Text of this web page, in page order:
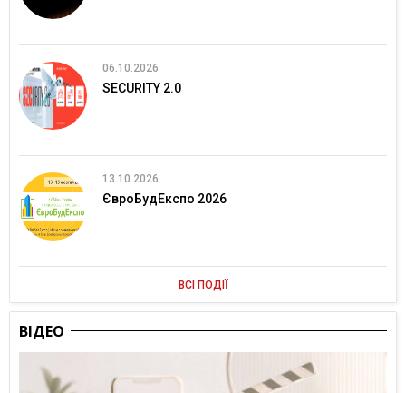
06.10.2026
SECURITY 2.0
13.10.2026
ЄвроБудЕкспо 2026
ВСІ ПОДІЇ
ВІДЕО